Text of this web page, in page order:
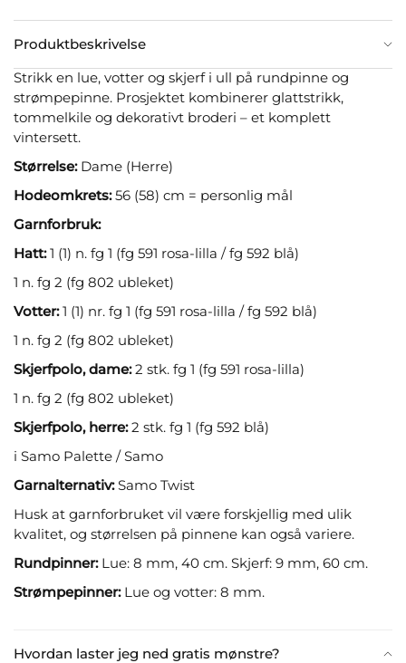
Produktbeskrivelse
Hvordan laster jeg ned gratis mønstre?
Strikk en lue, votter og skjerf i ull på rundpinne og
strømpepinne. Prosjektet kombinerer glattstrikk,
tommelkile og dekorativt broderi – et komplett
vintersett.
Størrelse:Dame (Herre)
Hodeomkrets:56 (58) cm = personlig mål
Garnforbruk:
Hatt:1 (1) n. fg 1 (fg 591 rosa-lilla / fg 592 blå)
1 n. fg 2 (fg 802 ubleket)
Votter:1 (1) nr. fg 1 (fg 591 rosa-lilla / fg 592 blå)
1 n. fg 2 (fg 802 ubleket)
Skjerfpolo, dame:2 stk. fg 1 (fg 591 rosa-lilla)
1 n. fg 2 (fg 802 ubleket)
Skjerfpolo, herre:2 stk. fg 1 (fg 592 blå)
i Samo Palette / Samo
Garnalternativ:Samo Twist
Husk at garnforbruket vil være forskjellig med ulik
kvalitet, og størrelsen på pinnene kan også variere.
Rundpinner:Lue: 8 mm, 40 cm. Skjerf: 9 mm, 60 cm.
Strømpepinner:Lue og votter: 8 mm.